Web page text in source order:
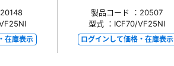
在庫表示
製品コード ：20507
型式 ：ICF70/VF25NI
ログインして価格・在庫表示